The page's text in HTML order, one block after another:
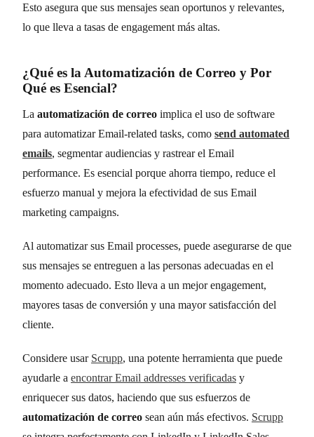
Esto asegura que sus mensajes sean oportunos y relevantes,
lo que lleva a tasas de engagement más altas.
¿Qué es la Automatización de Correo y Por
Qué es Esencial?
La automatización de correo implica el uso de software
para automatizar Email-related tasks, como send automated
emails, segmentar audiencias y rastrear el Email
performance. Es esencial porque ahorra tiempo, reduce el
esfuerzo manual y mejora la efectividad de sus Email
marketing campaigns.
Al automatizar sus Email processes, puede asegurarse de que
sus mensajes se entreguen a las personas adecuadas en el
momento adecuado. Esto lleva a un mejor engagement,
mayores tasas de conversión y una mayor satisfacción del
cliente.
Considere usar Scrupp, una potente herramienta que puede
ayudarle a encontrar Email addresses verificadas y
enriquecer sus datos, haciendo que sus esfuerzos de
automatización de correo sean aún más efectivos. Scrupp